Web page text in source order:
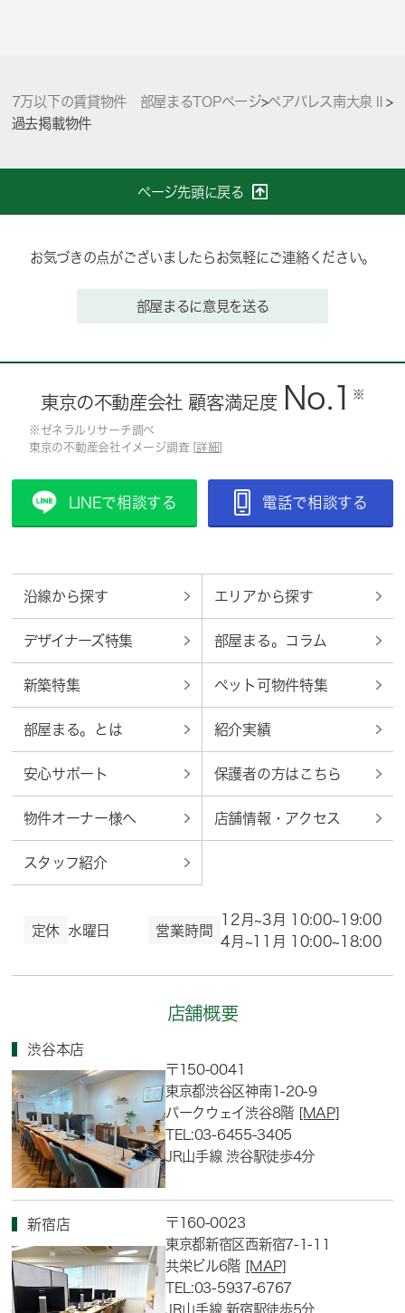
7万以下の賃貸物件 部屋まるTOPページ>ペアパレス南大泉Ⅱ >
過去掲載物件
ページ先頭に戻る
お気づきの点がございましたらお気軽にご連絡ください。
部屋まるに意見を送る
東京の不動産会社 顧客満足度 No.1 ※
※ゼネラルリサーチ調べ
東京の不動産会社イメージ調査 [ 詳細
LINEで相談する 電話で相談する
沿線から探す エリアから探す
デザイナーズ特集 部屋まる。コラム
新築特集 ペット可物件特集
部屋まる。とは 紹介実績
安心サポート 保護者の方はこちら
物件オーナー様へ 店舗情報・アクセス
スタッフ紹介
定休 水曜日 営業時間
12月~3月 10:00~19:00
4月~11月 10:00~18:00
店舗概要
渋谷本店
〒150-0041
東京都渋谷区神南1-20-9
パークウェイ渋谷8階 [MAP]
TEL:03-6455-3405
JR山手線 渋谷駅徒歩4分
新宿店
〒160-0023
東京都新宿区西新宿7-1-11
共栄ビル6階 [MAP]
TEL:03-5937-6767
JR山手線 新宿駅徒歩5分